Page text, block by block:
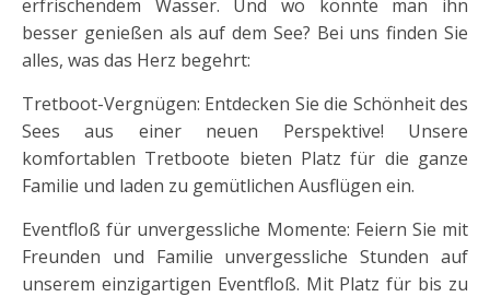
erfrischendem Wasser. Und wo könnte man ihn
besser genießen als auf dem See? Bei uns finden Sie
alles, was das Herz begehrt:
Tretboot-Vergnügen: Entdecken Sie die Schönheit des
Sees aus einer neuen Perspektive! Unsere
komfortablen Tretboote bieten Platz für die ganze
Familie und laden zu gemütlichen Ausflügen ein.
Eventfloß für unvergessliche Momente: Feiern Sie mit
Freunden und Familie unvergessliche Stunden auf
unserem einzigartigen Eventfloß. Mit Platz für bis zu